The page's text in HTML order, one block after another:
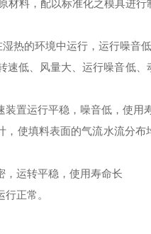
料，配以标准化之模具进
热的环境中运行，运行噪音低
低、风量大、运行噪音低、
置运行平稳，噪音低，使用
使填料表面的气流水流分布
运转平稳，使用寿命长
正常。